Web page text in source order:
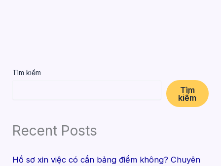
Tìm kiếm
Tìm
kiếm
Recent Posts
Hồ sơ xin việc có cần bảng điểm không? Chuyên